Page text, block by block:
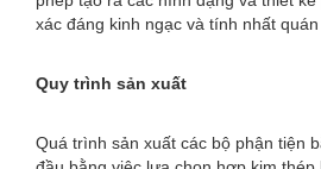
xác đáng kinh ngạc và tính nhất quán
Quy trình sản xuất
Quá trình sản xuất các bộ phận tiện